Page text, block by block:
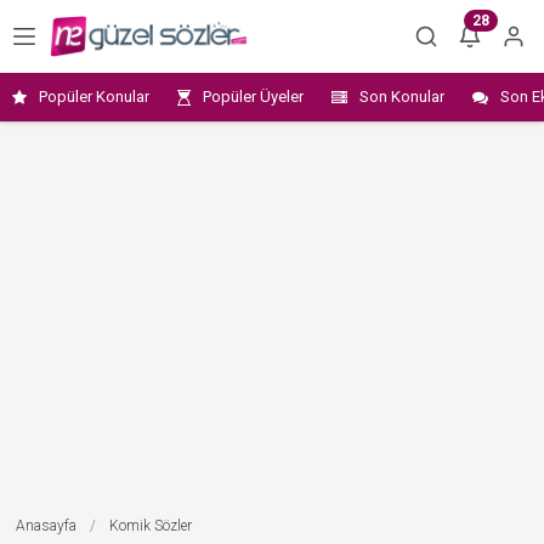
28
Popüler Konular Popüler Üyeler Son Konular Son
Anasayfa / Komik Sözler